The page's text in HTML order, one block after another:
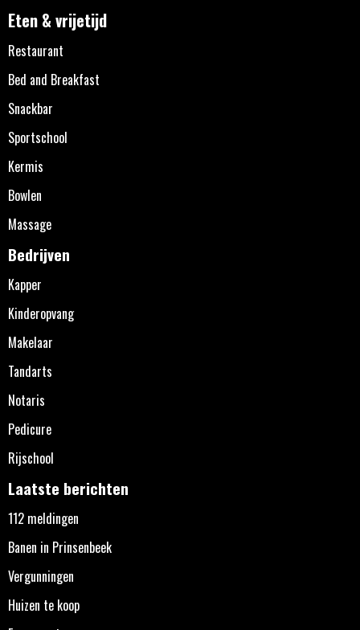
Eten & vrijetijd
Restaurant
Bed and Breakfast
Snackbar
Sportschool
Kermis
Bowlen
Massage
Bedrijven
Kapper
Kinderopvang
Makelaar
Tandarts
Notaris
Pedicure
Rijschool
Laatste berichten
112 meldingen
Banen in Prinsenbeek
Vergunningen
Huizen te koop